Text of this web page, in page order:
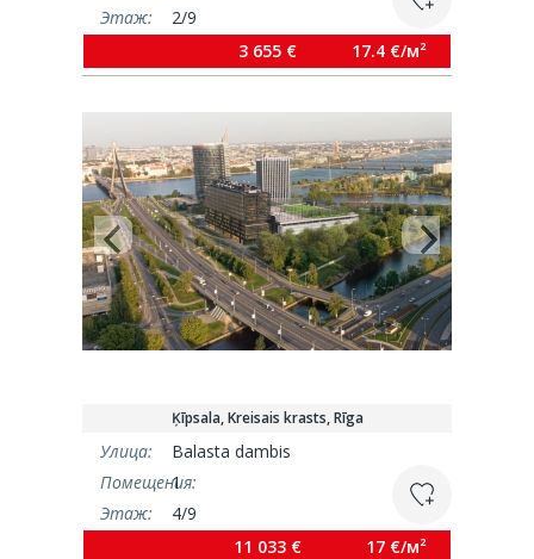
Этаж:
2/9
3 655 € 17.4 €/м²
Ķīpsala, Kreisais krasts, Rīga
Улица:
Balasta dambis
Помещения:
1
Этаж:
4/9
11 033 € 17 €/м²